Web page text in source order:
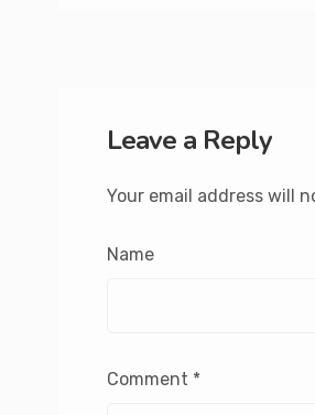
Leave a Reply
Your email address will
Name
Comment *